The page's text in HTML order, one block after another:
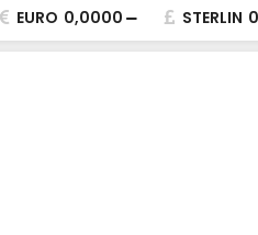
EURO 0,0000 STERLIN